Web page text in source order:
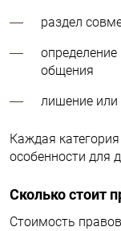
раздел
общения
лишение или
Каждая
особенности для
Сколько стоит
Стоимость